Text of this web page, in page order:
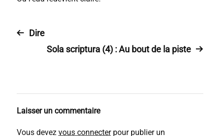
Dire
Sola scriptura (4) : Au bout de la piste
Laisser un commentaire
Vous devez vous connecterpour publier un